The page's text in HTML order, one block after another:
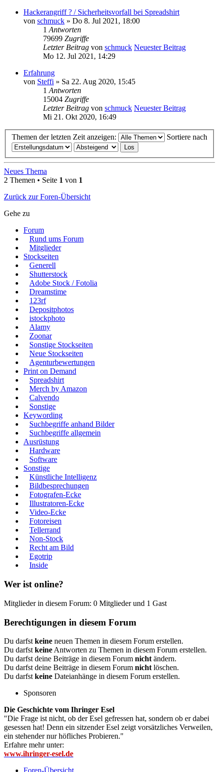
Hackerangriff ? / Sicherheitsvorfall bei Spreadshirt
von schmuck » Do 8. Jul 2021, 18:00
1 Antworten
79699 Zugriffe
Letzter Beitrag von schmuck Neuester Beitrag
Mo 12. Jul 2021, 14:29
Erfahrung
von Steffi » Sa 22. Aug 2020, 15:45
1 Antworten
15004 Zugriffe
Letzter Beitrag von schmuck Neuester Beitrag
Mi 21. Okt 2020, 16:49
Themen der letzten Zeit anzeigen: Sortiere nach
Neues Thema
2 Themen • Seite 1 von 1
Zurück zur Foren-Übersicht
Gehe zu
Forum
Rund ums Forum
Mitglieder
Stockseiten
Generell
Shutterstock
Adobe Stock / Fotolia
Dreamstime
123rf
Depositphotos
istockphoto
Alamy
Zoonar
Sonstige Stockseiten
Neue Stockseiten
Agenturbewertungen
Print on Demand
Spreadshirt
Merch by Amazon
Calvendo
Sonstige
Keywording
Suchbegriffe anhand Bilder
Suchbegriffe allgemein
Ausrüstung
Hardware
Software
Sonstige
Künstliche Intelligenz
Bildbesprechungen
Fotografen-Ecke
Illustratoren-Ecke
Video-Ecke
Fotoreisen
Tellerrand
Non-Stock
Recht am Bild
Egotrip
Inside
Wer ist online?
Mitglieder in diesem Forum: 0 Mitglieder und 1 Gast
Berechtigungen in diesem Forum
Du darfst keine neuen Themen in diesem Forum erstellen.
Du darfst keine Antworten zu Themen in diesem Forum erstellen.
Du darfst deine Beiträge in diesem Forum nicht ändern.
Du darfst deine Beiträge in diesem Forum nicht löschen.
Du darfst keine Dateianhänge in diesem Forum erstellen.
Sponsoren
Die Geschichte vom Ihringer Esel
"Die Frage ist nicht, ob der Esel gefressen hat, sondern ob er dabei
gesessen hat! Denn ein sitzender Esel zeigt vorsätzliches Verweilen,
ein stehender nur höfliches Probieren."
Erfahre mehr unter:
www.ihringer-esel.de